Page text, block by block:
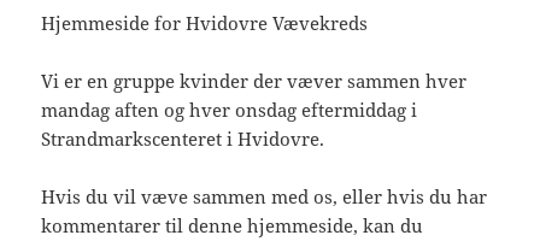
Hjemmeside for Hvidovre Vævekreds
Vi er en gruppe kvinder der væver sammen hver
mandag aften og hver onsdag eftermiddag i
Strandmarkscenteret i Hvidovre.
Hvis du vil væve sammen med os, eller hvis du har
kommentarer til denne hjemmeside, kan du